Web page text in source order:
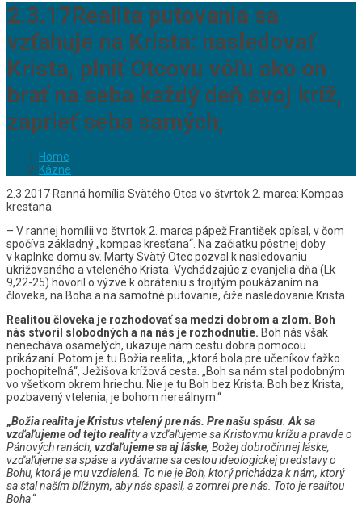
2.3.17Realita putovania sa
vzťahuje na Krista: nasledovať
Krista, plniť Otcovu vôľu ako on
brať na seba každý deň svoj kríž,
zaprieť seba samých,
Home
Kázne
2.3.2017 Ranná homília Svätého Otca vo štvrtok 2. marca: Kompas
kresťana
– V rannej homílii vo štvrtok 2. marca pápež František opísal, v čom
spočíva základný „kompas kresťana“. Na začiatku pôstnej doby
v kaplnke domu sv. Marty Svätý Otec pozval k nasledovaniu
ukrižovaného a vteleného Krista. Vychádzajúc z evanjelia dňa (Lk
9,22-25) hovoril o výzve k obráteniu s trojitým poukázaním na
človeka, na Boha a na samotné putovanie, čiže nasledovanie Krista.
Realitou človeka je rozhodovať sa medzi dobrom a zlom. Boh
nás stvoril slobodných a na nás je rozhodnutie. Boh nás však
nenecháva osamelých, ukazuje nám cestu dobra pomocou
prikázaní. Potom je tu Božia realita, „ktorá bola pre učeníkov ťažko
pochopiteľná“, Ježišova krížová cesta. „Boh sa nám stal podobným
vo všetkom okrem hriechu. Nie je tu Boh bez Krista. Boh bez Krista,
pozbavený vtelenia, je bohom nereálnym.“
„Božia realita je Kristus vtelený pre nás. Pre našu spásu Ak sa
vzďaľujeme od tejto reality a vzďaľujeme sa Kristovmu krížu a pravde o
Pánových ranách, vzďaľujeme sa aj láske, Božej dobročinnej láske,
vzďaľujeme sa spáse a vydávame sa cestou ideologickej predstavy o
Bohu, ktorá je mu vzdialená. To nie je Boh, ktorý prichádza k nám, ktorý
sa stal naším blížnym, aby nás spasil, a zomrel pre nás. Toto je realitou
Boha.“